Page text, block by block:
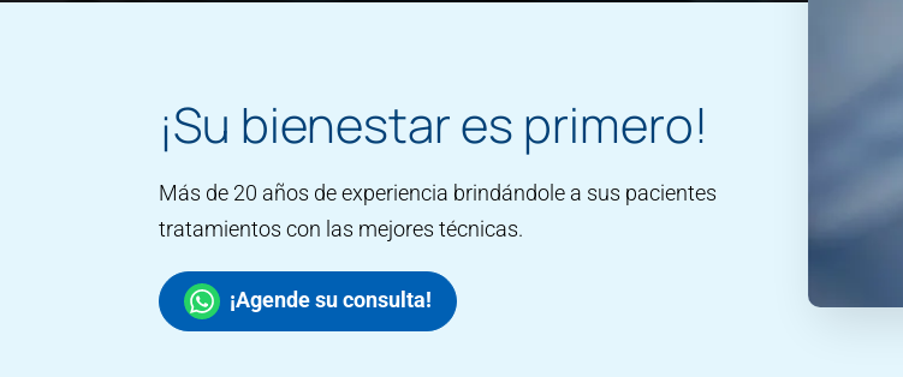
¡Su bienestar es primero!
Más de 20 años de experiencia brindándole a sus pacientes
tratamientos con las mejores técnicas.
¡Agende su consulta!